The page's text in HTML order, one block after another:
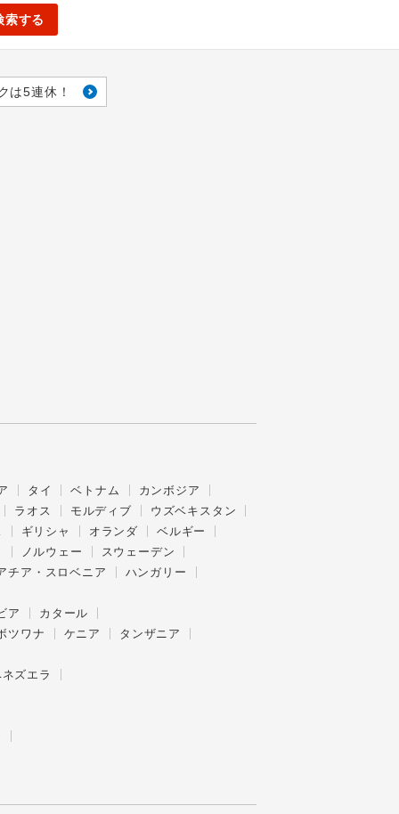
索する
は5連休！
タイ ベトナム
カンボジア
ラオス モルディブ
ウズベキスタン
ギリシャ オランダ
ベルギー
ノルウェー
スウェーデン
チア・スロベニア
ハンガリー
ア
カタール
ツワナ ケニア
タンザニア
ズエラ